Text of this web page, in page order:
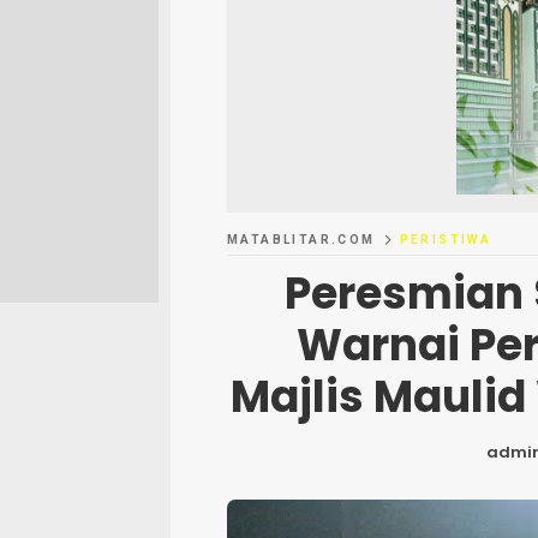
MATABLITAR.COM PERISTIWA
Peresmian
Warnai
Majlis Maulid